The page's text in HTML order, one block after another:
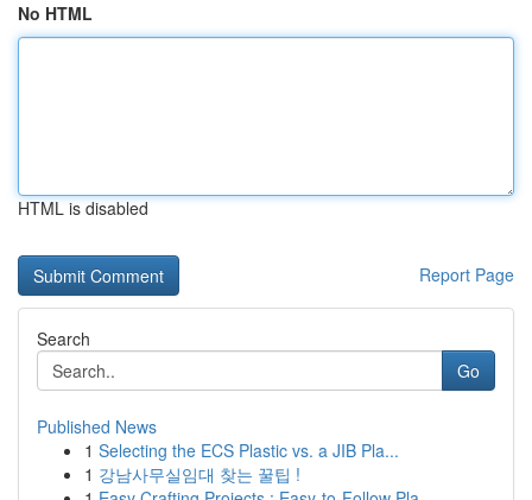
No HTML
HTML is disabled
Report Page
Search
Go
Published News
1 Selecting the ECS Plastic vs. a JIB Pla...
1 강남사무실임대 찾는 꿀팁 !